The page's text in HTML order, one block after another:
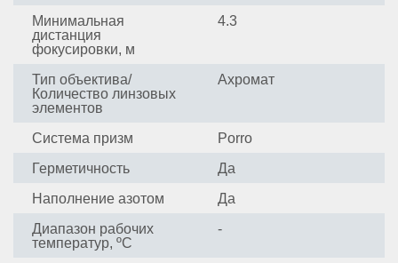
Минимальная
дистанция
фокусировки, м
4.3
Тип объектива/
Количество линзовых
элементов
Ахромат
Система призм
Porro
Герметичность
Да
Наполнение азотом
Да
Диапазон рабочих
температур, ºС
-